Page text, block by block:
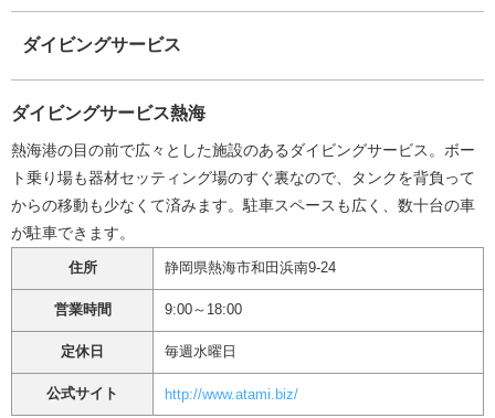
ダイビングサービス
ダイビングサービス熱海
熱海港の目の前で広々とした施設のあるダイビングサービス。ボー
ト乗り場も器材セッティング場のすぐ裏なので、タンクを背負って
からの移動も少なくて済みます。駐車スペースも広く、数十台の車
が駐車できます。
住所 静岡県熱海市和田浜南9-24
営業時間 9:00～18:00
定休日 毎週水曜日
公式サイト http://www.atami.biz/